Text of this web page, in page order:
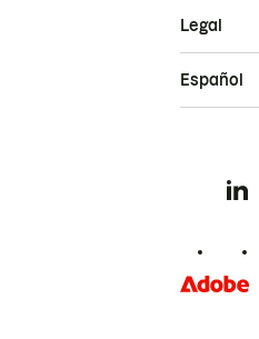
Legal
Español